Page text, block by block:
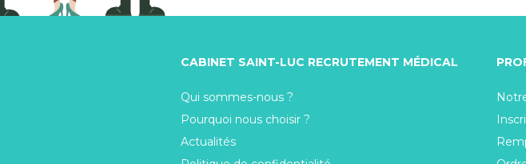
CABINET SAINT-LUC RECRUTEMENT MÉDICAL
Qui sommes-nous ?
Pourquoi nous choisir ?
Actualités